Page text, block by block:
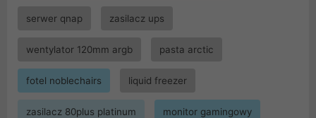
serwer qnap zasilacz ups
wentylator 120mm argb pasta arctic
fotel noblechairs liquid freezer
zasilacz 80plus platinum monitor gamingowy